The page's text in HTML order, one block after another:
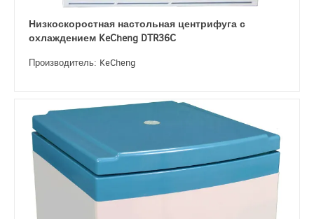
Низкоскоростная настольная центрифуга с
охлаждением KeCheng DTR36C
Производитель: KeCheng